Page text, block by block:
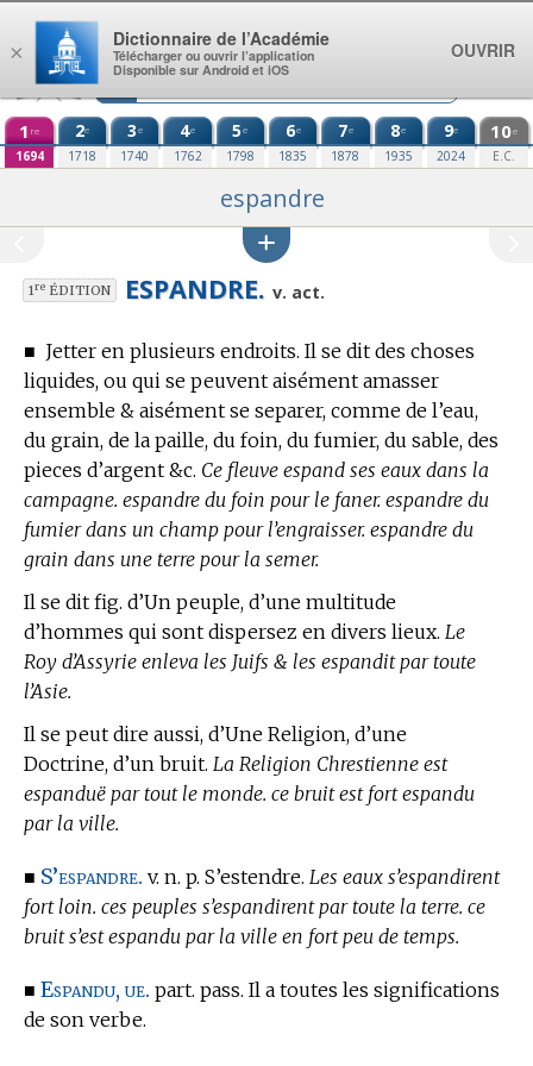
Aller au contenu
1 re
1694
2e
1718
3e
1740
4e
1762
5e
1798
6e
1835
7e
1878
8e
1935
9e
2024
10e
E.C.
espandre
1reÉDITION ESPANDRE. v. act.
■ Jetter en plusieurs endroits. Il se dit des choses
liquides, ou qui se peuvent aisément amasser
ensemble & aisément se separer, comme de l’eau,
du grain, de la paille, du foin, du fumier, du sable, des
pieces d’argent &c. Ce fleuve espand ses eaux dans la
campagne. espandre du foin pour le faner. espandre du
fumier dans un champ pour l’engraisser. espandre du
grain dans une terre pour la semer.
Il se dit fig. d’Un peuple, d’une multitude
d’hommes qui sont dispersez en divers lieux. Le
Roy d’Assyrie enleva les Juifs & les espandit par toute
l’Asie.
Il se peut dire aussi, d’Une Religion, d’une
Doctrine, d’un bruit. La Religion Chrestienne est
espanduë par tout le monde. ce bruit est fort espandu
par la ville.
■ S’espandre. v. n. p. S’estendre. Les eaux s’espandirent
fort loin. ces peuples s’espandirent par toute la terre. ce
bruit s’est espandu par la ville en fort peu de temps.
■ Espandu, ue. part. pass. Il a toutes les significations
de son verbe.
×
Dictionnaire de l’Académie
Télécharger ou ouvrir l’application
Disponible sur Android et iOS
OUVRIR